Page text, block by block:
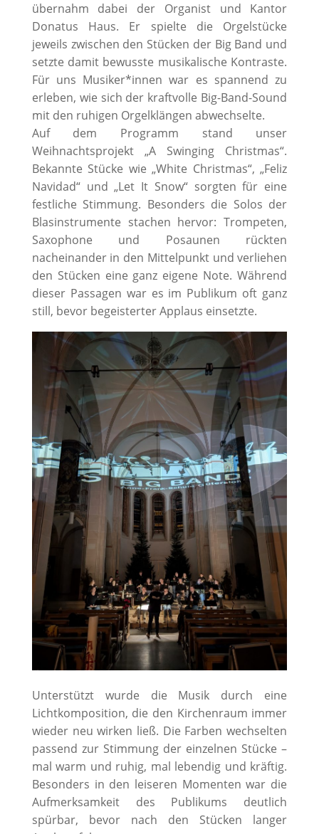
übernahm dabei der Organist und Kantor
Donatus Haus. Er spielte die Orgelstücke
jeweils zwischen den Stücken der Big Band und
setzte damit bewusste musikalische Kontraste.
Für uns Musiker*innen war es spannend zu
erleben, wie sich der kraftvolle Big-Band-Sound
mit den ruhigen Orgelklängen abwechselte.
Auf dem Programm stand unser
Weihnachtsprojekt „A Swinging Christmas“.
Bekannte Stücke wie „White Christmas“, „Feliz
Navidad“ und „Let It Snow“ sorgten für eine
festliche Stimmung. Besonders die Solos der
Blasinstrumente stachen hervor: Trompeten,
Saxophone und Posaunen rückten
nacheinander in den Mittelpunkt und verliehen
den Stücken eine ganz eigene Note. Während
dieser Passagen war es im Publikum oft ganz
still, bevor begeisterter Applaus einsetzte.
Unterstützt wurde die Musik durch eine
Lichtkomposition, die den Kirchenraum immer
wieder neu wirken ließ. Die Farben wechselten
passend zur Stimmung der einzelnen Stücke –
mal warm und ruhig, mal lebendig und kräftig.
Besonders in den leiseren Momenten war die
Aufmerksamkeit des Publikums deutlich
spürbar, bevor nach den Stücken langer